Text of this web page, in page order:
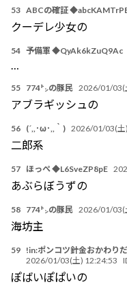
53 ABCの確証
クーデレ少女の
54 予備軍 ◆QyAk6kZuQ9Ac
…
55 774㌧の豚民 2026/01/03(
アブラギッシュの
56 (´,,･ω･,,｀) 2026/01/03(土
二郎系
57 ほっぺ ◆L6SveZP8pE
あぶらぼうずの
58 774㌧の豚民 2026/01/03(
海坊主
59 !in:ポンコツ針金おかわり
2026/01/03(土) 12:24:53
ぽばいぽぱいの